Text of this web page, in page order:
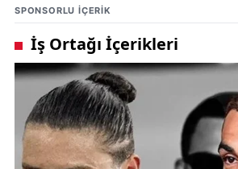
karşılandı.
Sivas Valisi Yılmaz Şimşek,
hitaben, "Sizler milletimizin aydınlık
Cumhuriyetimizin teminatısınız.
temellerinin atıldığı kadim şehir
koltuğu siz değerli çocuklarımıza
büyük bir gurur duyuyorum. Tüm
SPONSORLU IÇERIK